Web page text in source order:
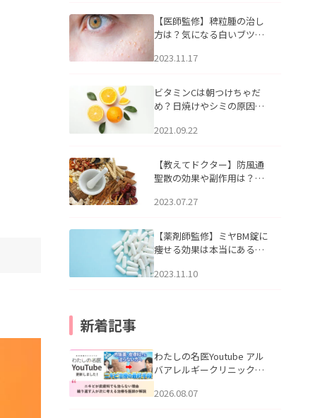
【医師監修】稗粒腫の治し
方は？気になる白いブツブ
アについて
2023.11.17
ビタミンCは朝つけちゃだ
め？日焼けやシミの原因に
2021.09.22
【教えてドクター】防風通
聖散の効果や副作用は？長
2023.07.27
【薬剤師監修】ミヤBM錠に
痩せる効果は本当にある
2023.11.10
新着記事
わたしの名医Youtube アル
バアレルギークリニック札
らない理由｜繰り返す人が
2026.08.07